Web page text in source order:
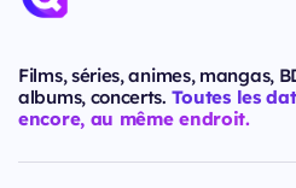
Films, séries, animes, mangas,
albums, concerts. Toutes les
encore, au même endroit.